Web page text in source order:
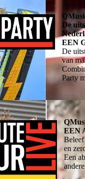
De
EEN
De
van
Party
EEN
en
Een